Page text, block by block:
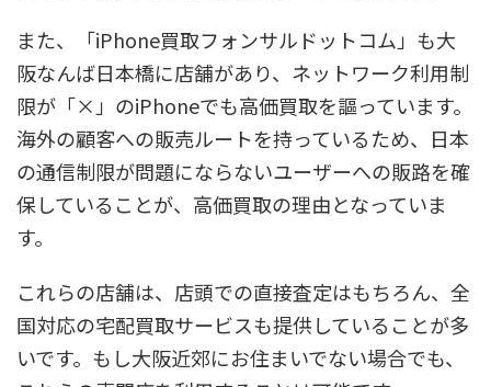
また、「iPhone買取フォンサルドットコム」も大
阪なんば日本橋に店舗があり、ネットワーク利用制
限が「×」のiPhoneでも高価買取を謳っています。
海外の顧客への販売ルートを持っているため、日本
の通信制限が問題にならないユーザーへの販路を確
保していることが、高価買取の理由となっていま
す。
これらの店舗は、店頭での直接査定はもちろん、全
国対応の宅配買取サービスも提供していることが多
いです。もし大阪近郊にお住まいでない場合でも、